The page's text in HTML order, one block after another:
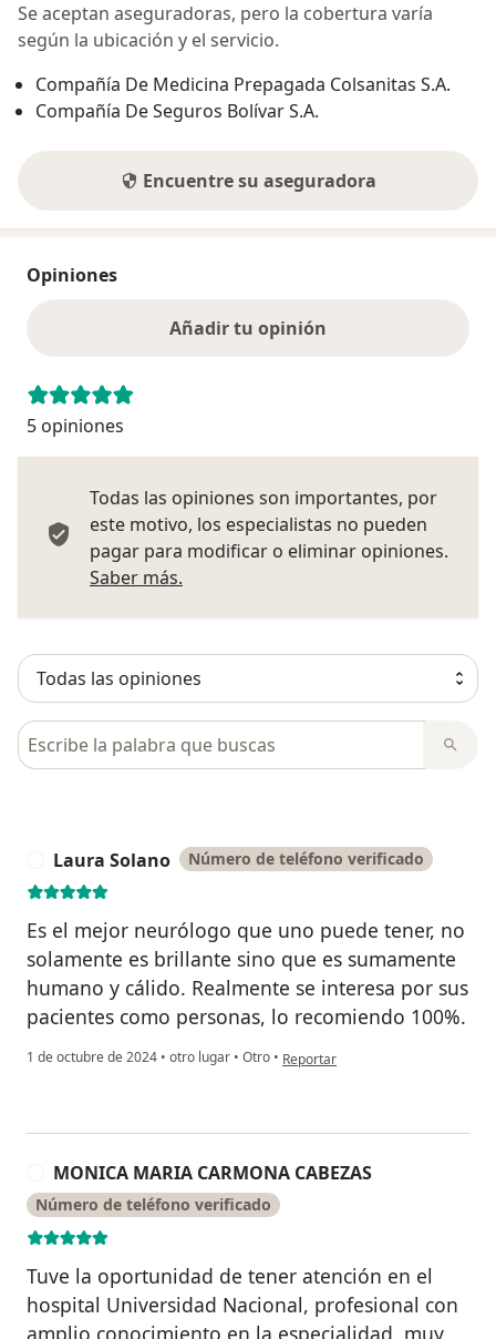
Se aceptan aseguradoras, pero la cobertura varía
según la ubicación y el servicio.
Compañía De Medicina Prepagada Colsanitas S.A.
Compañía De Seguros Bolívar S.A.
Encuentre su aseguradora
Opiniones
Añadir tu opinión
5 opiniones
Todas las opiniones son importantes, por
este motivo, los especialistas no pueden
pagar para modificar o eliminar opiniones.
Saber más.
Busca en opiniones
Laura Solano Número de teléfono verificado
Es el mejor neurólogo que uno puede tener, no
solamente es brillante sino que es sumamente
humano y cálido. Realmente se interesa por sus
pacientes como personas, lo recomiendo 100%.
1 de octubre de 2024 • otro lugar • Otro • en opinión del usuario Laura
Reportar
MONICA MARIA CARMONA CABEZAS
Número de teléfono verificado
Tuve la oportunidad de tener atención en el
hospital Universidad Nacional, profesional con